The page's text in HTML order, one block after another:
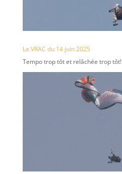
Le VRAC du 14 juin 2025
Tempo trop tôt et relâchée trop tôt!